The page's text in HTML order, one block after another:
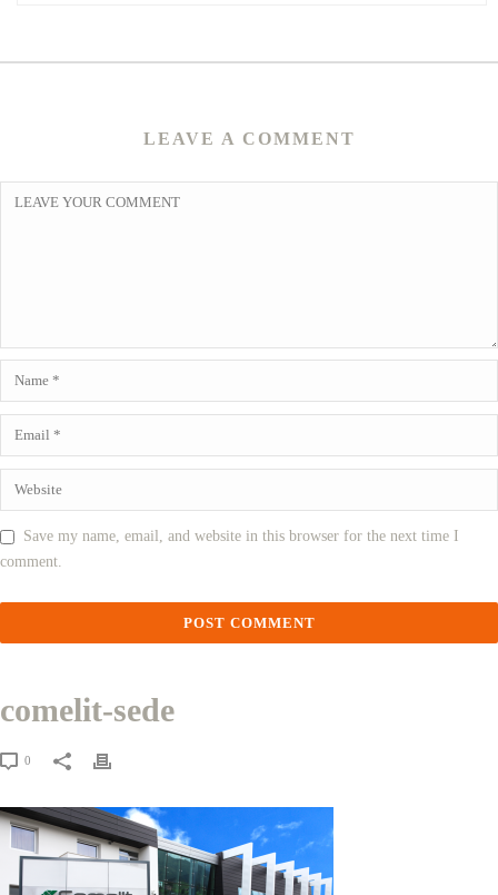
LEAVE A COMMENT
Save my name, email, and website in this browser for the next time I
comment.
comelit-sede
0